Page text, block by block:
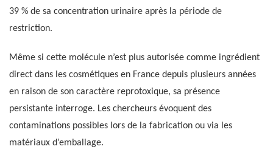
39 % de sa concentration urinaire après la période de
restriction.
Même si cette molécule n’est plus autorisée comme ingrédient
direct dans les cosmétiques en France depuis plusieurs années
en raison de son caractère reprotoxique, sa présence
persistante interroge. Les chercheurs évoquent des
contaminations possibles lors de la fabrication ou via les
matériaux d’emballage.